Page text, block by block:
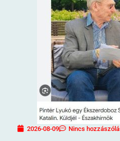
2026-08-09 Nincs